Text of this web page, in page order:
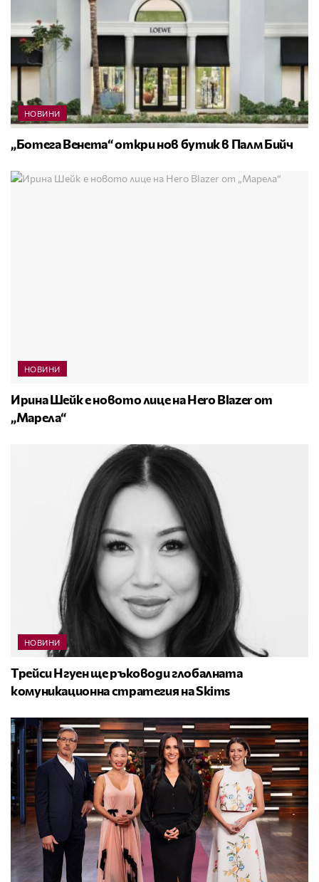
НОВИНИ
„Ботега Венета“ откри нов бутик в Палм Бийч
НОВИНИ
Ирина Шейк е новото лице на Hero Blazer от
„Марела“
НОВИНИ
Трейси Нгуен ще ръководи глобалната
комуникационна стратегия на Skims